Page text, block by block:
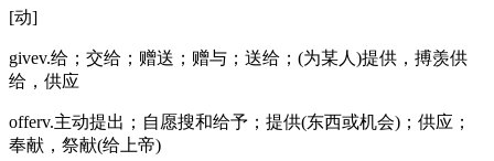
[动]
givev.给；交给；赠送；赠与；送给；(为某人)提供，搏羡供
给，供应
offerv.主动提出；自愿搜和给予；提供(东西或机会)；供应；
奉献，祭献(给上帝)